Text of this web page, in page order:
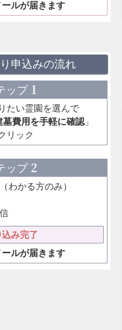
ルが届きます
申込みの流れ
ップ 1
たい霊園を選んで
墓費用を手軽に確認 」
リック
ップ 2
わかる方のみ）
込み完了
ルが届きます